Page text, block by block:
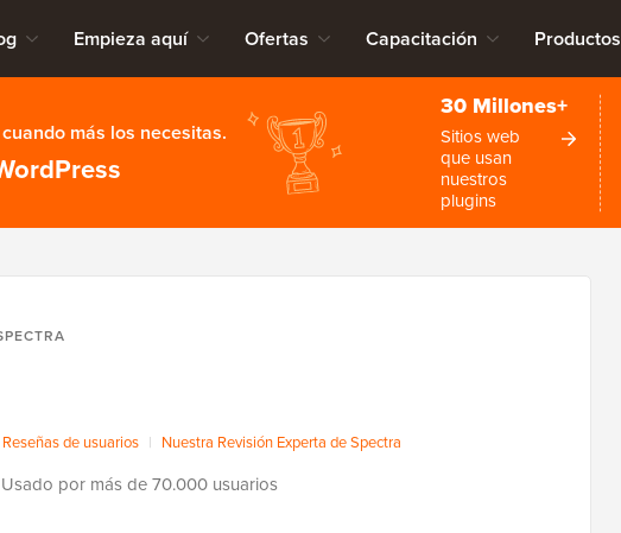
Empieza aquí Ofertas Capacitación Productos
más los necesitas.
30 Millones+
Sitios web
que usan
nuestros
plugins
Reseñas de usuarios | Nuestra Revisión Experta de Spectra
Usado por más de 70.000 usuarios